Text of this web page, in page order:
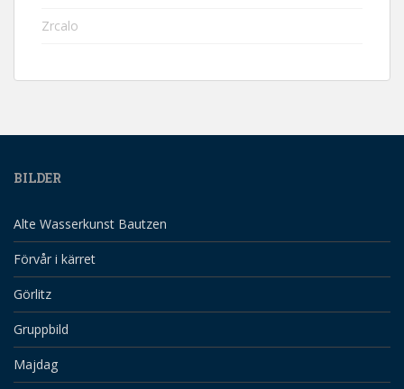
Zrcalo
BILDER
Alte Wasserkunst Bautzen
Förvår i kärret
Görlitz
Gruppbild
Majdag